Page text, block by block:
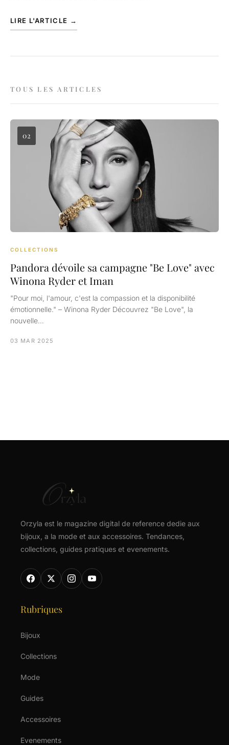
LIRE L'ARTICLE →
TOUS LES ARTICLES
02
COLLECTIONS
Pandora dévoile sa campagne "Be Love" avec
Winona Ryder et Iman
"Pour moi, l'amour, c'est la compassion et la disponibilité
émotionnelle." – Winona Ryder Découvrez "Be Love", la
nouvelle…
03 MAR 2025
Orzyla est le magazine digital de reference dedie aux
bijoux, a la mode et aux accessoires. Tendances,
collections, guides pratiques et evenements.
Rubriques
Bijoux
Collections
Mode
Guides
Accessoires
Evenements